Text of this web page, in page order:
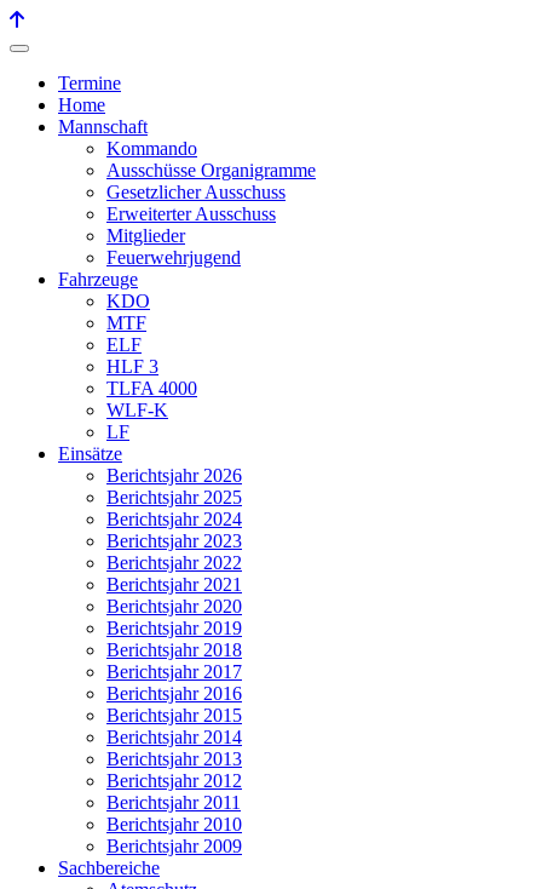
Termine
Home
Mannschaft
Kommando
Ausschüsse Organigramme
Gesetzlicher Ausschuss
Erweiterter Ausschuss
Mitglieder
Feuerwehrjugend
Fahrzeuge
KDO
MTF
ELF
HLF 3
TLFA 4000
WLF-K
LF
Einsätze
Berichtsjahr 2026
Berichtsjahr 2025
Berichtsjahr 2024
Berichtsjahr 2023
Berichtsjahr 2022
Berichtsjahr 2021
Berichtsjahr 2020
Berichtsjahr 2019
Berichtsjahr 2018
Berichtsjahr 2017
Berichtsjahr 2016
Berichtsjahr 2015
Berichtsjahr 2014
Berichtsjahr 2013
Berichtsjahr 2012
Berichtsjahr 2011
Berichtsjahr 2010
Berichtsjahr 2009
Sachbereiche